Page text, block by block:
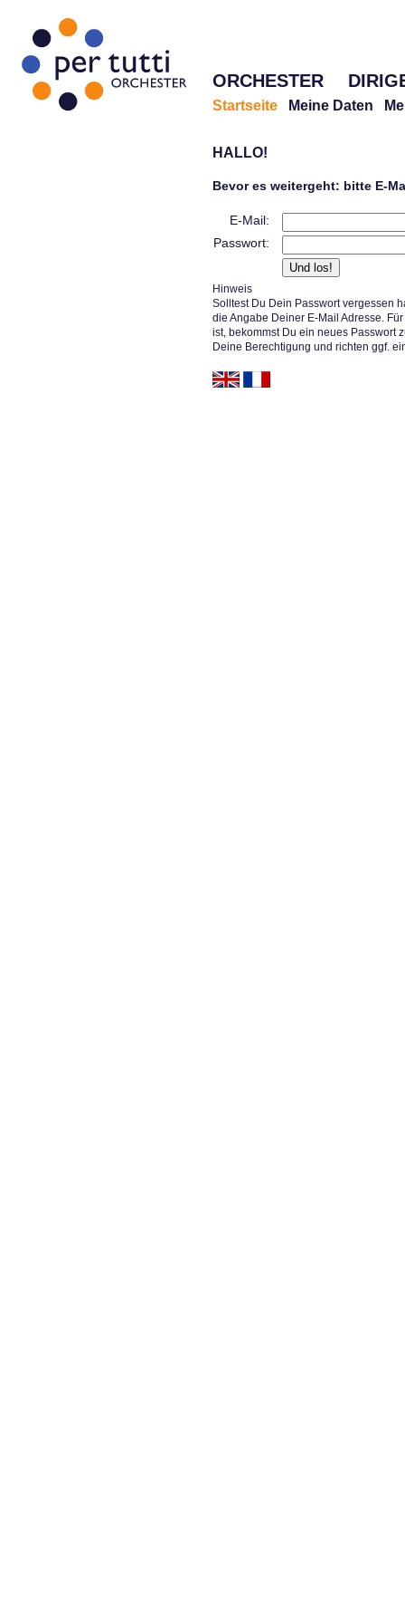
ORCHESTER
Startseite Meine Daten
HALLO!
Bevor es weitergeht: bitte E-
E-Mail:
Passwort:
Hinweis
Solltest Du Dein Passwort vergessen
die Angabe Deiner E-Mail Adresse.
ist, bekommst Du ein neues Passwort
Deine Berechtigung und richten ggf.